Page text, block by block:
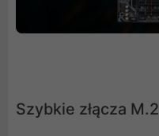
Szybkie złącza M.2